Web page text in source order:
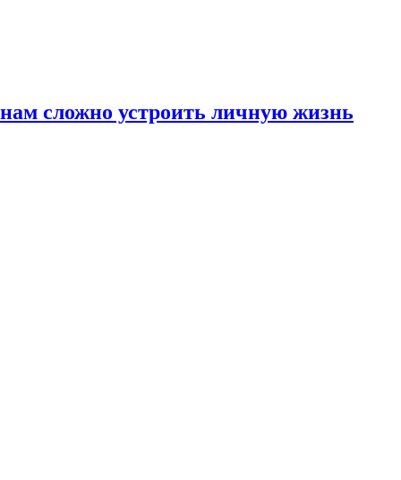
сложно устроить личную жизнь